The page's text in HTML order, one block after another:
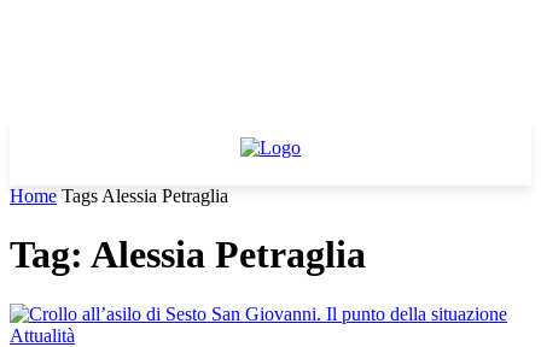
Home Tags Alessia Petraglia
Tag: Alessia Petraglia
Attualità